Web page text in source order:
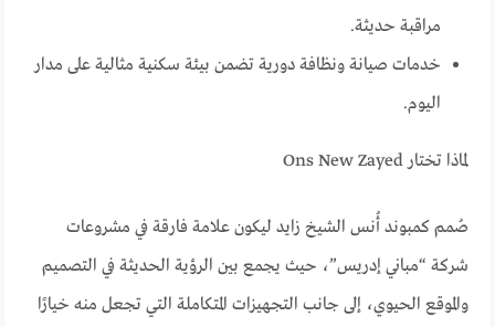
مراقبة حديثة.
خدمات صيانة ونظافة دورية تضمن بيئة سكنية مثالية على مدار
اليوم.
لماذا تختار Ons New Zayed
صُمم كمبوند أُنس الشيخ زايد ليكون علامة فارقة في مشروعات
شركة “مباني إدريس”، حيث يجمع بين الرؤية الحديثة في التصميم
والموقع الحيوي، إلى جانب التجهيزات المتكاملة التي تجعل منه خيارًا